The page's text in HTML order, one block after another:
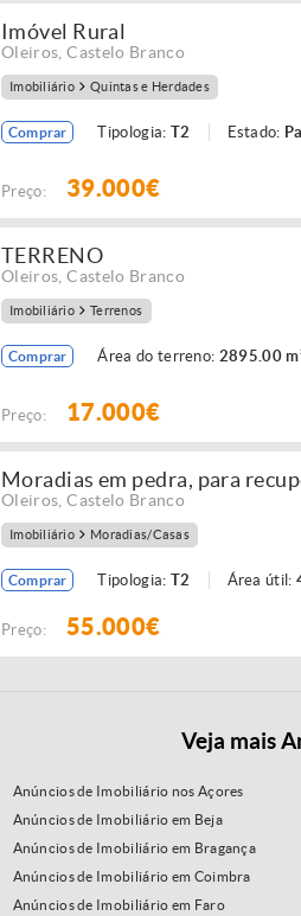
Imóvel Rural
Oleiros ,Castelo Branco
Imobiliário Quintas e Herdades
Comprar Tipologia: T2 Estado:
Preço: 39.000€
TERRENO
Oleiros ,Castelo Branco
Imobiliário Terrenos
Comprar Área do terreno: 2895.00
Preço: 17.000€
Moradias em pedra, para
Oleiros ,Castelo Branco
Imobiliário Moradias/Casas
Comprar Tipologia: T2 Área útil:
Preço: 55.000€
Veja mais
Anúncios de Imobiliário nos Açores
Anúncios de Imobiliário em Beja
Anúncios de Imobiliário em Bragança
Anúncios de Imobiliário em Coimbra
Anúncios de Imobiliário em Faro